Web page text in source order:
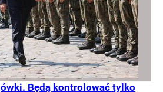
Będą kontrolować tylko